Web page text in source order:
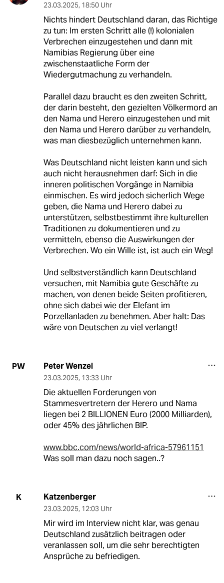
23.03.2025, 18:50 Uhr
Nichts hindert Deutschland daran, das Richtige
zu tun: Im ersten Schritt alle (!) kolonialen
Verbrechen einzugestehen und dann mit
Namibias Regierung über eine
zwischenstaatliche Form der
Wiedergutmachung zu verhandeln.
Parallel dazu braucht es den zweiten Schritt,
der darin besteht, den gezielten Völkermord an
den Nama und Herero einzugestehen und mit
den Nama und Herero darüber zu verhandeln,
was man diesbezüglich unternehmen kann.
Was Deutschland nicht leisten kann und sich
auch nicht herausnehmen darf: Sich in die
inneren politischen Vorgänge in Namibia
einmischen. Es wird jedoch sicherlich Wege
geben, die Nama und Herero dabei zu
unterstützen, selbstbestimmt ihre kulturellen
Traditionen zu dokumentieren und zu
vermitteln, ebenso die Auswirkungen der
Verbrechen. Wo ein Wille ist, ist auch ein Weg!
Und selbstverständlich kann Deutschland
versuchen, mit Namibia gute Geschäfte zu
machen, von denen beide Seiten profitieren,
ohne sich dabei wie der Elefant im
Porzellanladen zu benehmen. Aber halt: Das
wäre von Deutschen zu viel verlangt!
PW Peter Wenzel
23.03.2025, 13:33 Uhr
Die aktuellen Forderungen von
Stammesvertretern der Herero und Nama
liegen bei 2 BILLIONEN Euro (2000 Milliarden),
oder 45% des jährlichen BIP.
www.bbc.com/news/world-africa-57961151
Was soll man dazu noch sagen..?
K Katzenberger
23.03.2025, 12:03 Uhr
Mir wird im Interview nicht klar, was genau
Deutschland zusätzlich beitragen oder
veranlassen soll, um die sehr berechtigten
Ansprüche zu befriedigen.